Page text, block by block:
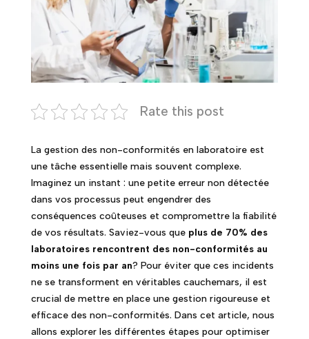
Rate this post
La gestion des non-conformités en laboratoire est
une tâche essentielle mais souvent complexe.
Imaginez un instant : une petite erreur non détectée
dans vos processus peut engendrer des
conséquences coûteuses et compromettre la fiabilité
de vos résultats. Saviez-vous que plus de 70% des
laboratoires rencontrent des non-conformités au
moins une fois par an? Pour éviter que ces incidents
ne se transforment en véritables cauchemars, il est
crucial de mettre en place une gestion rigoureuse et
efficace des non-conformités. Dans cet article, nous
allons explorer les différentes étapes pour optimiser